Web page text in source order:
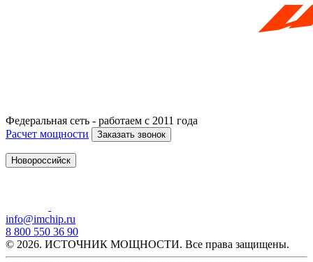
Федеральная сеть - работаем с 2011 года
Расчет мощности
Заказать звонок
Новороссийск
info@imchip.ru
8 800 550 36 90
© 2026. ИСТОЧНИК МОЩНОСТИ. Все права защищены.